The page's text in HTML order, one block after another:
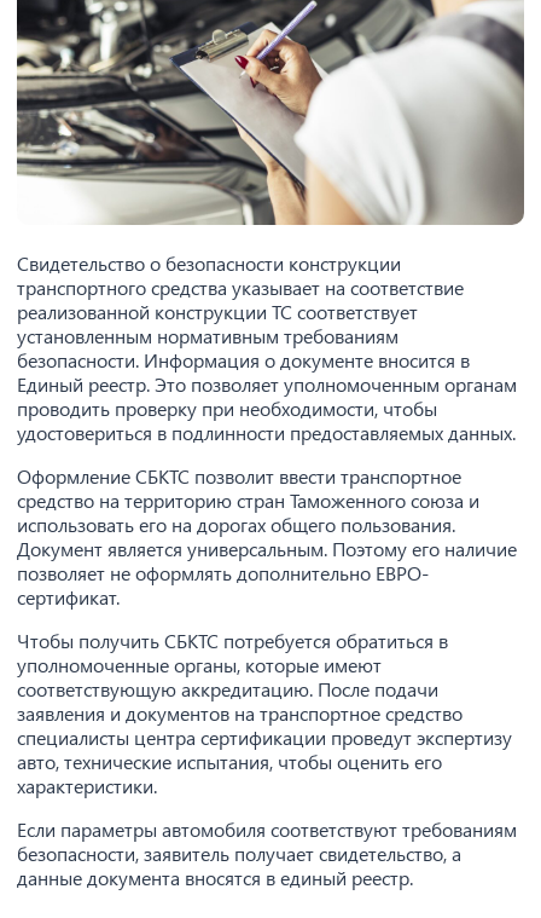
Свидетельство о безопасности конструкции
транспортного средства указывает на соответствие
реализованной конструкции ТС соответствует
установленным нормативным требованиям
безопасности. Информация о документе вносится в
Единый реестр. Это позволяет уполномоченным органам
проводить проверку при необходимости, чтобы
удостовериться в подлинности предоставляемых данных.
Оформление СБКТС позволит ввести транспортное
средство на территорию стран Таможенного союза и
использовать его на дорогах общего пользования.
Документ является универсальным. Поэтому его наличие
позволяет не оформлять дополнительно ЕВРО-
сертификат.
Чтобы получить СБКТС потребуется обратиться в
уполномоченные органы, которые имеют
соответствующую аккредитацию. После подачи
заявления и документов на транспортное средство
специалисты центра сертификации проведут экспертизу
авто, технические испытания, чтобы оценить его
характеристики.
Если параметры автомобиля соответствуют требованиям
безопасности, заявитель получает свидетельство, а
данные документа вносятся в единый реестр.